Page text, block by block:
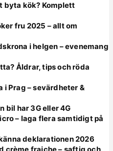
byta kök? Komplett
fru 2025 – allt om
i helgen – evenemang
Åldrar, tips och röda
i Prag – sevärdheter &
bil har 3G eller 4G
– laga flera samtidigt på
deklarationen 2026